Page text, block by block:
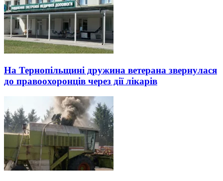
На Тернопільщині дружина ветерана звернулася
до правоохоронців через дії лікарів